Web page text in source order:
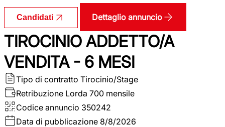
Candidati Dettaglio annuncio
TIROCINIO ADDETTO/A
VENDITA - 6 MESI
Tipo di contratto Tirocinio/Stage
Retribuzione Lorda 700 mensile
Codice annuncio 350242
Data di pubblicazione 8/8/2026